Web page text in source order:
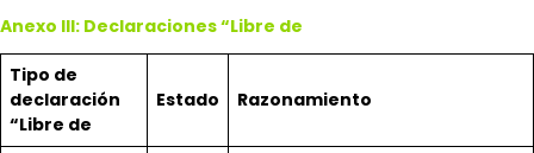
Anexo III: Declaraciones “Libre de
Tipo de
declaración
“Libre de
Estado Razonamiento